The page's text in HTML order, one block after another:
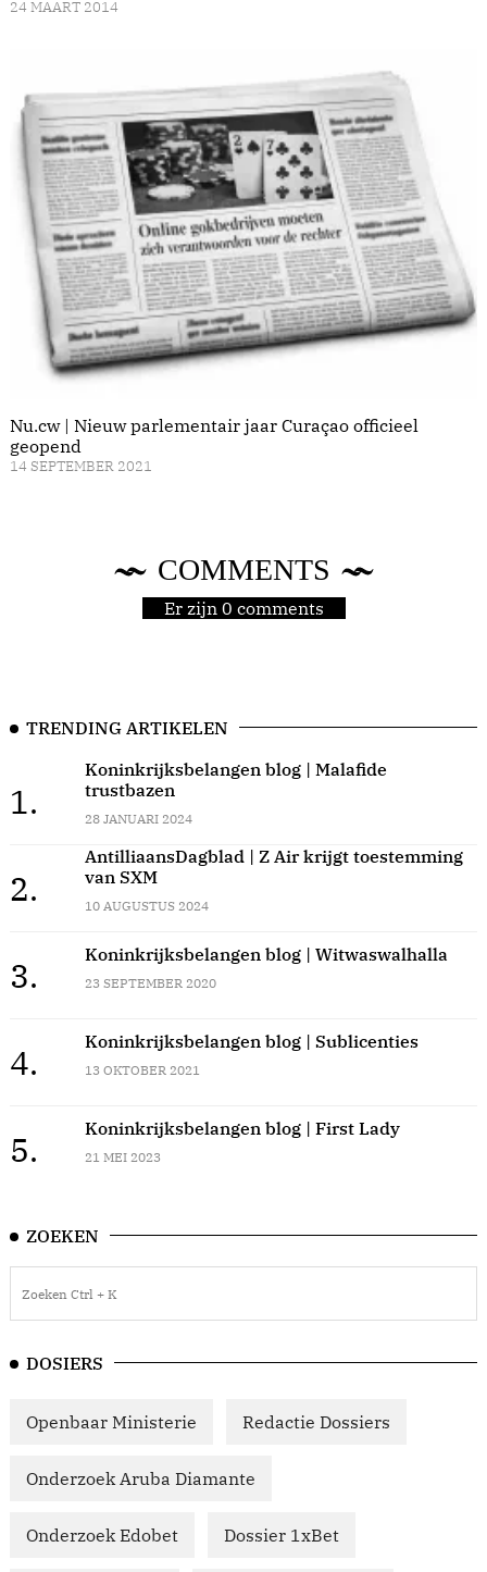
24 MAART 2014
Nu.cw | Nieuw parlementair jaar Curaçao officieel
geopend
14 SEPTEMBER 2021
COMMENTS
Er zijn 0 comments
TRENDING ARTIKELEN
1.
Koninkrijksbelangen blog | Malafide
trustbazen
28 JANUARI 2024
2.
AntilliaansDagblad | Z Air krijgt toestemming
van SXM
10 AUGUSTUS 2024
3.
Koninkrijksbelangen blog | Witwaswalhalla
23 SEPTEMBER 2020
4.
Koninkrijksbelangen blog | Sublicenties
13 OKTOBER 2021
5.
Koninkrijksbelangen blog | First Lady
21 MEI 2023
ZOEKEN
DOSIERS
Openbaar Ministerie Redactie Dossiers
Onderzoek Aruba Diamante
Onderzoek Edobet Dossier 1xBet